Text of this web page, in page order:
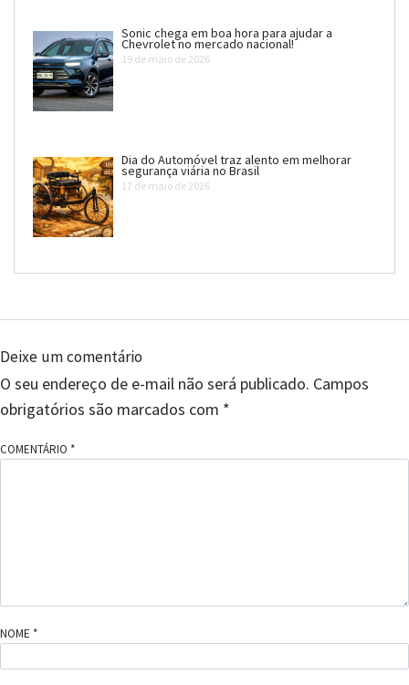
Sonic chega em boa hora para ajudar a
Chevrolet no mercado nacional!
19 de maio de 2026
Dia do Automóvel traz alento em melhorar
segurança viária no Brasil
17 de maio de 2026
Deixe um comentário
O seu endereço de e-mail não será publicado. Campos
obrigatórios são marcados com *
COMENTÁRIO *
NOME *